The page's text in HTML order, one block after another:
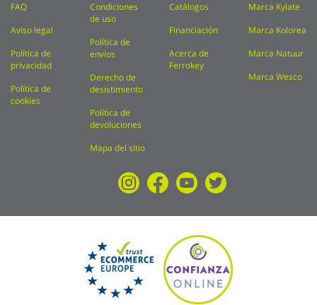
FAQ
Aviso legal
Política de
privacidad
Política de
cookies
Condiciones
de uso
Política de
envíos
Derecho de
desistimiento
Política de
devoluciones
Mapa del sitio
Catálogos
Financiación
Acerca de
Ferrokey
Marca Kylate
Marca Kolorea
Marca Natuur
Marca Wesco